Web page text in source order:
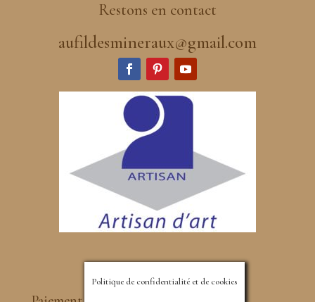
Restons en contact
aufildesmineraux@gmail.com
Politique de confidentialité et de cookies